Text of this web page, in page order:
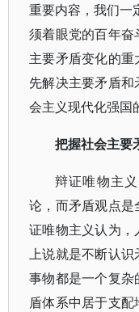
重要内容，我们一
须着眼党的百年
主要矛盾变化的
先解决主要矛盾
会主义现代化强国
把握社会主要
辩证唯物主
论，而矛盾观点
证唯物主义认为
上说就是不断认
事物都是一个复
盾体系中居于支